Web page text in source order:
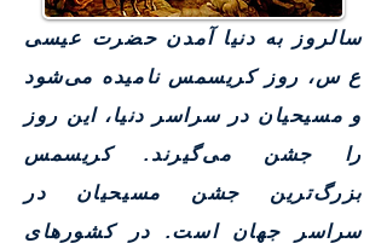
سالروز به دنیا آمدن حضرت عیسی
ع س، روز کریسمس نامیده می‌شود
و مسیحیان در سراسر دنیا، این روز
را جشن می‌گیرند. کریسمس
بزرگ‌ترین جشن مسیحیان در
سراسر جهان است. در کشورهای